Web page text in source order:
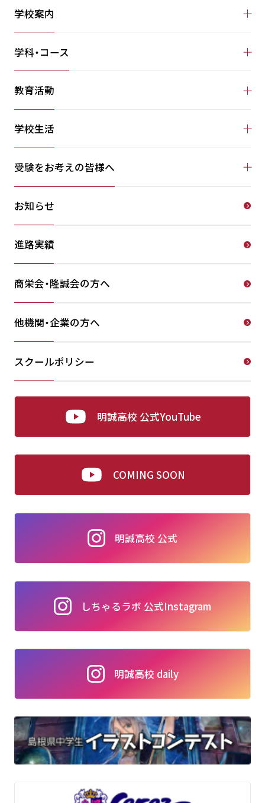
学校案内
学科・コース
教育活動
学校生活
受験をお考えの皆様へ
お知らせ
進路実績
商栄会・隆誠会の方へ
他機関・企業の方へ
スクールポリシー
明誠高校 公式YouTube
COMING SOON
明誠高校 公式
しちゃるラボ 公式Instagram
明誠高校 daily